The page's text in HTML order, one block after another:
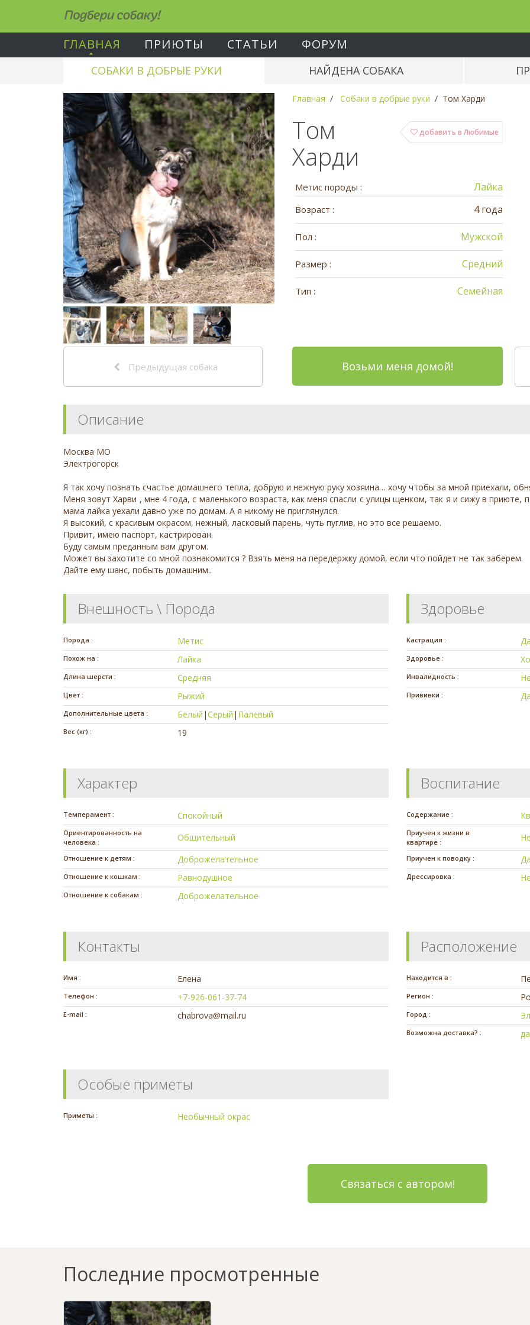
Подбери собаку!
ГЛАВНАЯ ПРИЮТЫ СТАТЬИ ФОРУМ
СОБАКИ В ДОБРЫЕ РУКИ НАЙДЕНА СОБАКА
Главная Собаки в добрые руки Том Харди
добавить в Любимые
Том
Харди
Метис породы : Лайка
Возраст : 4 года
Пол : Мужской
Размер : Средний
Тип : Семейная
Предыдущая собака Возьми меня домой!
Описание
Москва МО
Электрогорск
Я так хочу познать счастье домашнего тепла, добрую и нежную руку хозяина… хочу чтобы за мной приехали,
Меня зовут Харви , мне 4 года, с маленького возраста, как меня спасли с улицы щенком, так я и сижу в
мама лайка уехали давно уже по домам. А я никому не приглянулся.
Я высокий, с красивым окрасом, нежный, ласковый парень, чуть пуглив, но это все решаемо.
Привит, имею паспорт, кастрирован.
Буду самым преданным вам другом.
Может вы захотите со мной познакомится ? Взять меня на передержку домой, если что пойдет не так заберем.
Дайте ему шанс, побыть домашним..
Внешность \ Порода
Порода : Метис
Похож на : Лайка
Длина шерсти : Средняя
Цвет : Рыжий
Дополнительные цвета : Белый |Серый | Палевый
Вес (кг) : 19
Здоровье
Кастрация : Да
Здоровье :
Инвалидность :
Прививки : Да
Характер
Темперамент : Спокойный
Ориентированность на
человека :
Общительный
Отношение к детям : Доброжелательное
Отношение к кошкам : Равнодушное
Отношение к собакам : Доброжелательное
Воспитание
Содержание :
Приучен к жизни в
квартире :
Приучен к поводку : Да
Дрессировка :
Контакты
Имя : Елена
Телефон : +7-926-061-37-74
E-mail : chabrova@mail.ru
Расположение
Находится в :
Регион :
Город :
Возможна доставка? : да
Особые приметы
Приметы : Необычный окрас
Связаться с автором!
Последние просмотренные